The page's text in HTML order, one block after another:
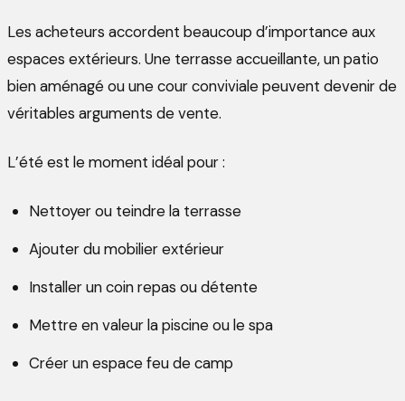
Les acheteurs accordent beaucoup d’importance aux
espaces extérieurs. Une terrasse accueillante, un patio
bien aménagé ou une cour conviviale peuvent devenir de
véritables arguments de vente.
L’été est le moment idéal pour :
Nettoyer ou teindre la terrasse
Ajouter du mobilier extérieur
Installer un coin repas ou détente
Mettre en valeur la piscine ou le spa
Créer un espace feu de camp